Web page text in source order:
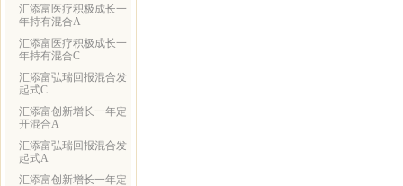
汇添富医疗积极成长一
年持有混合A
汇添富医疗积极成长一
年持有混合C
汇添富弘瑞回报混合发
起式C
汇添富创新增长一年定
开混合A
汇添富弘瑞回报混合发
起式A
汇添富创新增长一年定